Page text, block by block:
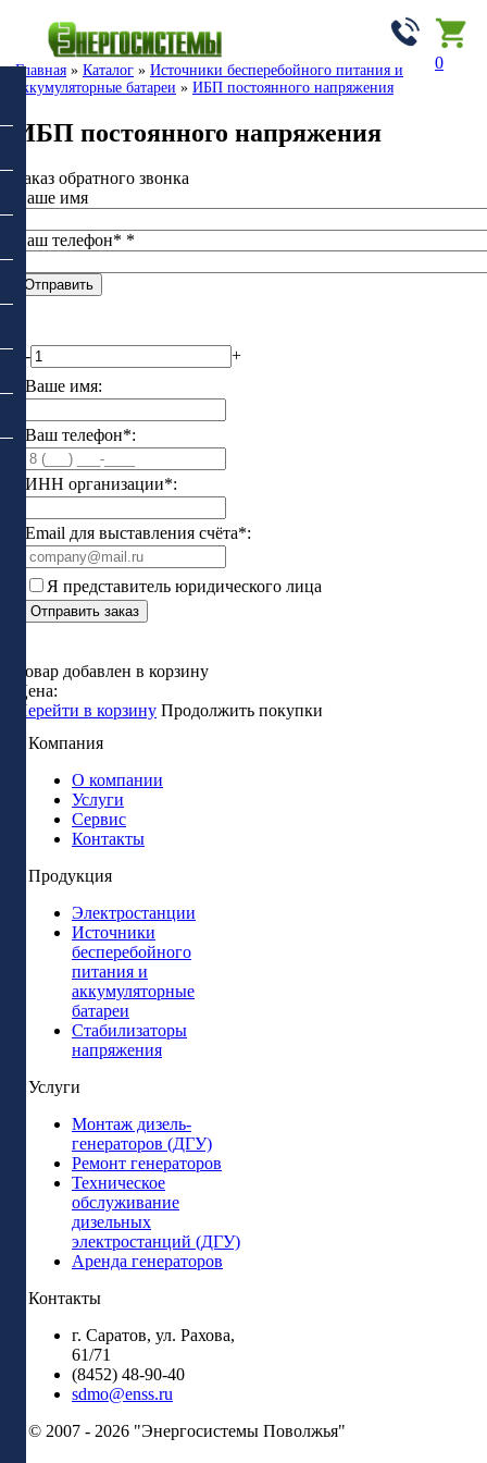
0
Главная » Каталог » Источники бесперебойного питания и
аккумуляторные батареи » ИБП постоянного напряжения
ИБП постоянного напряжения
Заказ обратного звонка
Ваше имя
Ваш телефон* *
-
+
Ваше имя:
Ваш телефон*:
ИНН организации*:
Email для выставления счёта*:
Я представитель юридического лица
Отправить заказ
Товар добавлен в корзину
Цена:
Перейти в корзину Продолжить покупки
Компания
О компании
Услуги
Сервис
Контакты
Продукция
Электростанции
Источники
бесперебойного
питания и
аккумуляторные
батареи
Стабилизаторы
напряжения
Услуги
Монтаж дизель-
генераторов (ДГУ)
Ремонт генераторов
Техническое
обслуживание
дизельных
электростанций (ДГУ)
Аренда генераторов
Контакты
г. Саратов, ул. Рахова,
61/71
(8452) 48-90-40
sdmo@enss.ru
© 2007 - 2026 "Энергосистемы Поволжья"